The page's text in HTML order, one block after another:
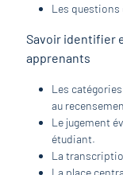
Les questions
Savoir identifier
apprenants
Les
au
Le jugement
étudiant.
La
La place